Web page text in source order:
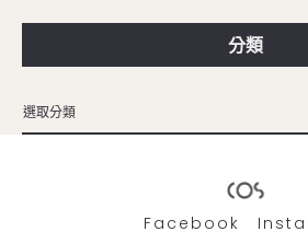
分類
Facebook